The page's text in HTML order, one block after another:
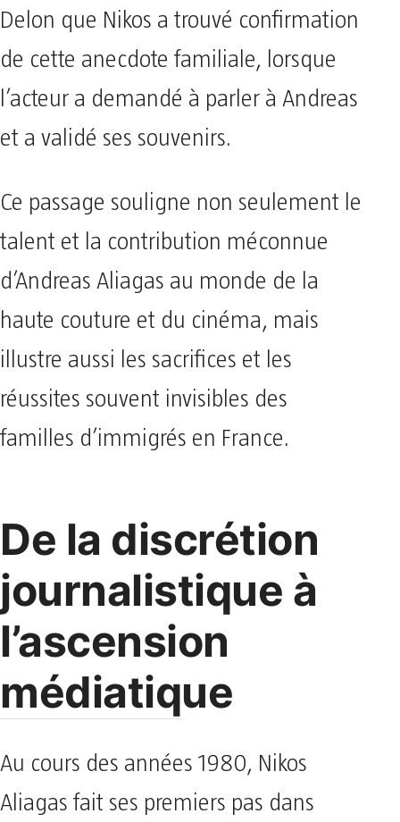
Delon que Nikos a trouvé confirmation
de cette anecdote familiale, lorsque
l’acteur a demandé à parler à Andreas
et a validé ses souvenirs.
Ce passage souligne non seulement le
talent et la contribution méconnue
d’Andreas Aliagas au monde de la
haute couture et du cinéma, mais
illustre aussi les sacrifices et les
réussites souvent invisibles des
familles d’immigrés en France.
De la discrétion
journalistique à
l’ascension
médiatique
Au cours des années 1980, Nikos
Aliagas fait ses premiers pas dans